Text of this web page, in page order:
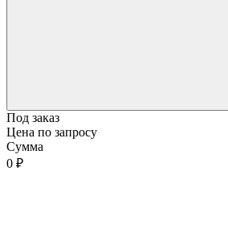
Под заказ
Цена по запросу
Сумма
0 ₽